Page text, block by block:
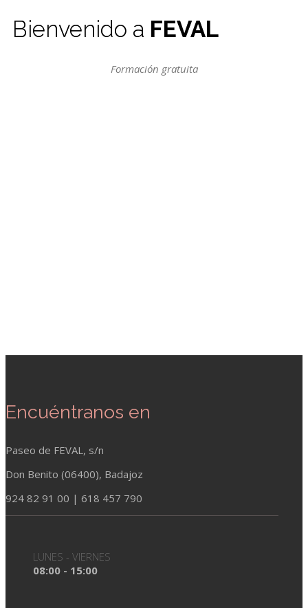
Bienvenido a FEVAL
Formación gratuita
Encuéntranos en
Paseo de FEVAL, s/n
Don Benito (06400), Badajoz
924 82 91 00 | 618 457 790
LUNES - VIERNES
08:00 - 15:00